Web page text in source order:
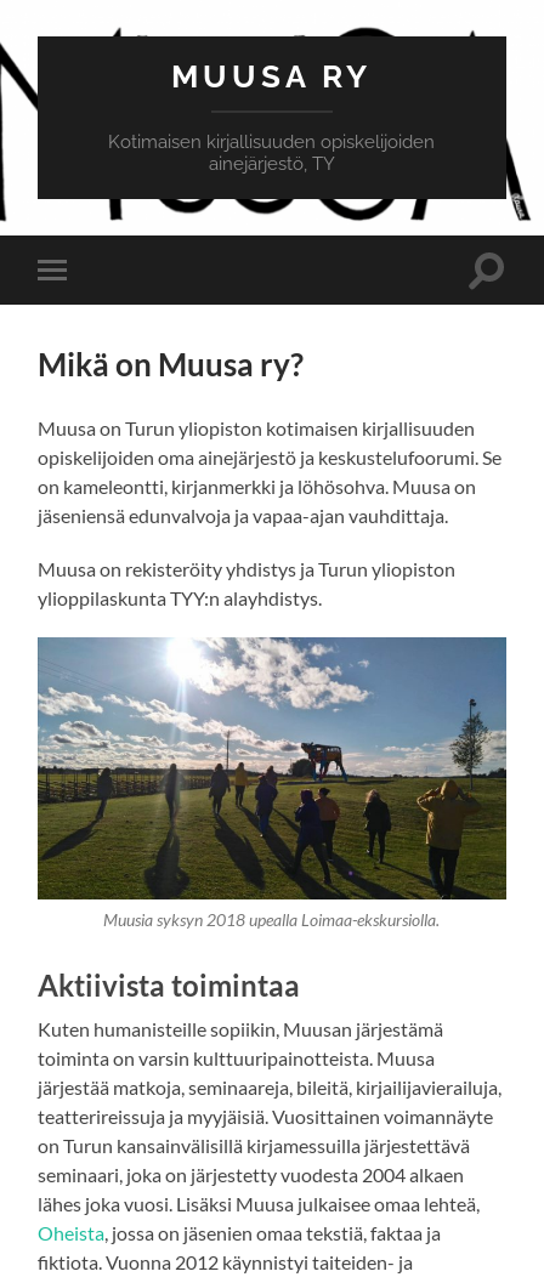
MUUSA RY
Kotimaisen kirjallisuuden opiskelijoiden
ainejärjestö, TY
Toggle
mobile
Toggle
Mikä on Muusa ry?
Muusa on Turun yliopiston kotimaisen kirjallisuuden
opiskelijoiden oma ainejärjestö ja keskustelufoorumi. Se
on kameleontti, kirjanmerkki ja löhösohva. Muusa on
jäseniensä edunvalvoja ja vapaa-ajan vauhdittaja.
Muusa on rekisteröity yhdistys ja Turun yliopiston
ylioppilaskunta TYY:n alayhdistys.
Muusia syksyn 2018 upealla Loimaa-ekskursiolla.
Aktiivista toimintaa
Kuten humanisteille sopiikin, Muusan järjestämä
toiminta on varsin kulttuuripainotteista. Muusa
järjestää matkoja, seminaareja, bileitä, kirjailijavierailuja,
teatterireissuja ja myyjäisiä. Vuosittainen voimannäyte
on Turun kansainvälisillä kirjamessuilla järjestettävä
seminaari, joka on järjestetty vuodesta 2004 alkaen
lähes joka vuosi. Lisäksi Muusa julkaisee omaa lehteä,
Oheista , jossa on jäsenien omaa tekstiä, faktaa ja
fiktiota. Vuonna 2012 käynnistyi taiteiden- ja